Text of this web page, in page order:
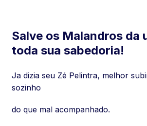
Salve os Malandros da
toda sua sabedoria!
Ja dizia seu Zé Pelintra, melhor
sozinho
do que mal acompanhado.